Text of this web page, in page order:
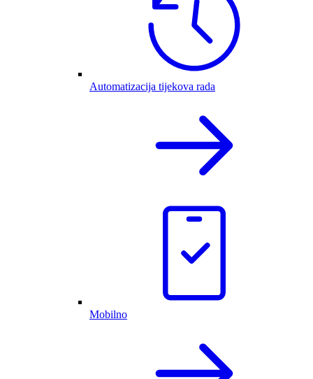
Automatizacija tijekova rada
Mobilno